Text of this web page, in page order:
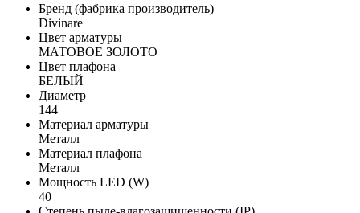
Бренд (фабрика производитель)
Divinare
Цвет арматуры
МАТОВОЕ ЗОЛОТО
Цвет плафона
БЕЛЫЙ
Диаметр
144
Материал арматуры
Металл
Материал плафона
Металл
Мощность LED (W)
40